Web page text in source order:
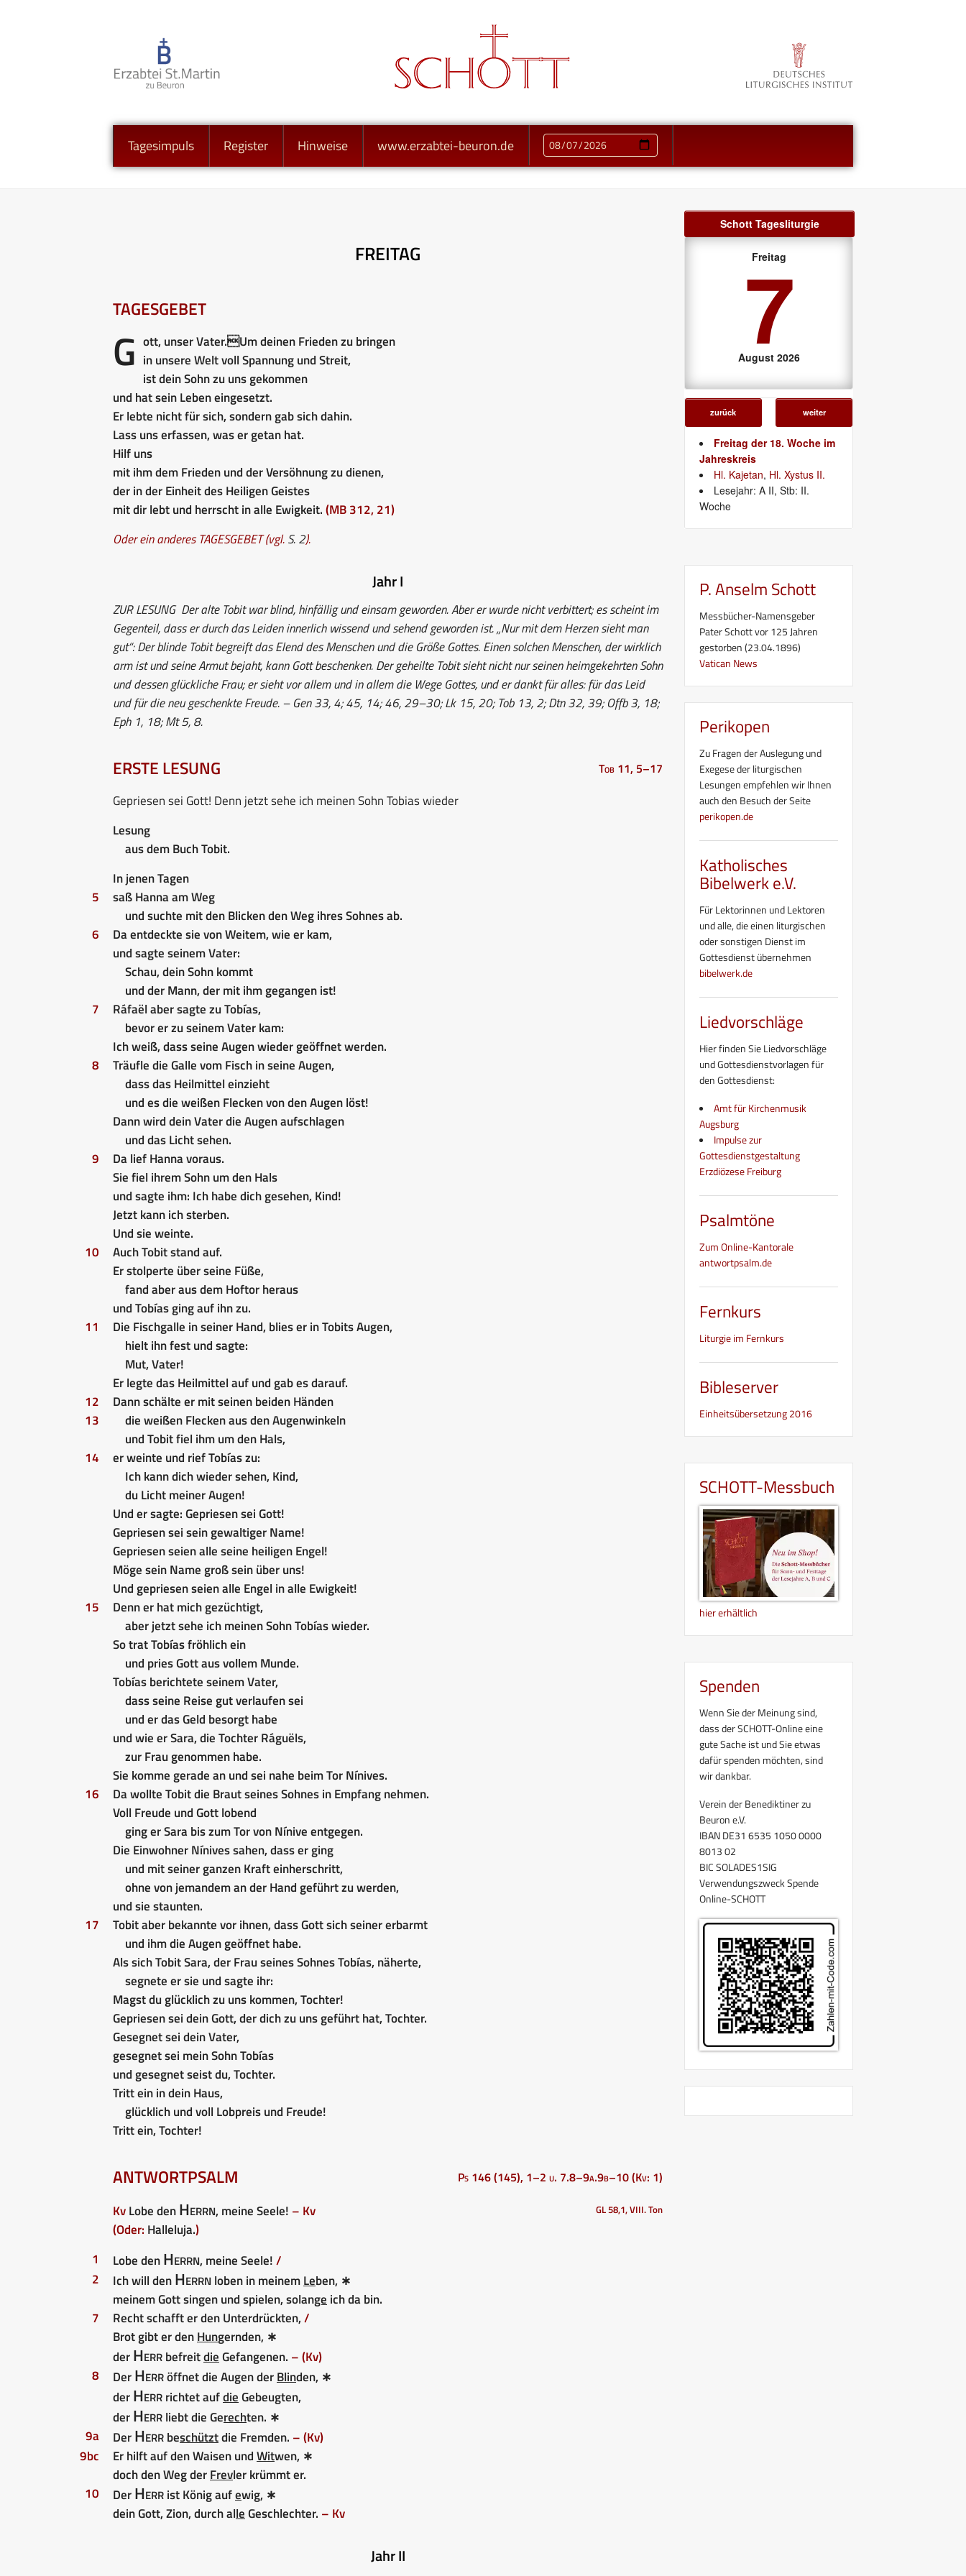
Tagesimpuls Register Hinweise www.erzabtei-beuron.de
FREITAG
TAGESGEBET
G ott, unser Vater.Um deinen Frieden zu bringen
in unsere Welt voll Spannung und Streit,
ist dein Sohn zu uns gekommen
und hat sein Leben eingesetzt.
Er lebte nicht für sich, sondern gab sich dahin.
Lass uns erfassen, was er getan hat.
Hilf uns
mit ihm dem Frieden und der Versöhnung zu dienen,
der in der Einheit des Heiligen Geistes
mit dir lebt und herrscht in alle Ewigkeit.(MB 312, 21)
Oder ein anderes TAGESGEBET (vgl.S. 2).
Jahr I
ZUR LESUNGDer alte Tobit war blind, hinfällig und einsam geworden. Aber er wurde nicht verbittert; es scheint im
Gegenteil, dass er durch das Leiden innerlich wissend und sehend geworden ist. „Nur mit dem Herzen sieht man
gut“: Der blinde Tobit begreift das Elend des Menschen und die Größe Gottes. Einen solchen Menschen, der wirklich
arm ist und seine Armut bejaht, kann Gott beschenken. Der geheilte Tobit sieht nicht nur seinen heimgekehrten Sohn
und dessen glückliche Frau; er sieht vor allem und in allem die Wege Gottes, und er dankt für alles: für das Leid
und für die neu geschenkte Freude. – Gen 33, 4; 45, 14; 46, 29–30; Lk 15, 20; Tob 13, 2; Dtn 32, 39; Offb 3, 18;
Eph 1, 18; Mt 5, 8.
ERSTE LESUNG Tob 11, 5–17
Gepriesen sei Gott! Denn jetzt sehe ich meinen Sohn Tobias wieder
Lesung
aus dem Buch Tobit.
In jenen Tagen
5
saß Hanna am Weg
und suchte mit den Blicken den Weg ihres Sohnes ab.
6
Da entdeckte sie von Weitem, wie er kam,
und sagte seinem Vater:
Schau, dein Sohn kommt
und der Mann, der mit ihm gegangen ist!
7
Ráfaël aber sagte zu Tobías,
bevor er zu seinem Vater kam:
Ich weiß, dass seine Augen wieder geöffnet werden.
8
Träufle die Galle vom Fisch in seine Augen,
dass das Heilmittel einzieht
und es die weißen Flecken von den Augen löst!
Dann wird dein Vater die Augen aufschlagen
und das Licht sehen.
9
Da lief Hanna voraus.
Sie fiel ihrem Sohn um den Hals
und sagte ihm: Ich habe dich gesehen, Kind!
Jetzt kann ich sterben.
Und sie weinte.
10
Auch Tobit stand auf.
Er stolperte über seine Füße,
fand aber aus dem Hoftor heraus
und Tobías ging auf ihn zu.
11
Die Fischgalle in seiner Hand, blies er in Tobits Augen,
hielt ihn fest und sagte:
Mut, Vater!
Er legte das Heilmittel auf und gab es darauf.
12
Dann schälte er mit seinen beiden Händen
13
die weißen Flecken aus den Augenwinkeln
und Tobit fiel ihm um den Hals,
14
er weinte und rief Tobías zu:
Ich kann dich wieder sehen, Kind,
du Licht meiner Augen!
Und er sagte: Gepriesen sei Gott!
Gepriesen sei sein gewaltiger Name!
Gepriesen seien alle seine heiligen Engel!
Möge sein Name groß sein über uns!
Und gepriesen seien alle Engel in alle Ewigkeit!
15
Denn er hat mich gezüchtigt,
aber jetzt sehe ich meinen Sohn Tobías wieder.
So trat Tobías fröhlich ein
und pries Gott aus vollem Munde.
Tobías berichtete seinem Vater,
dass seine Reise gut verlaufen sei
und er das Geld besorgt habe
und wie er Sara, die Tochter Ráguëls,
zur Frau genommen habe.
Sie komme gerade an und sei nahe beim Tor Nínives.
16
Da wollte Tobit die Braut seines Sohnes in Empfang nehmen.
Voll Freude und Gott lobend
ging er Sara bis zum Tor von Nínive entgegen.
Die Einwohner Nínives sahen, dass er ging
und mit seiner ganzen Kraft einherschritt,
ohne von jemandem an der Hand geführt zu werden,
und sie staunten.
17
Tobit aber bekannte vor ihnen, dass Gott sich seiner erbarmt
und ihm die Augen geöffnet habe.
Als sich Tobit Sara, der Frau seines Sohnes Tobías, näherte,
segnete er sie und sagte ihr:
Magst du glücklich zu uns kommen, Tochter!
Gepriesen sei dein Gott, der dich zu uns geführt hat, Tochter.
Gesegnet sei dein Vater,
gesegnet sei mein Sohn Tobías
und gesegnet seist du, Tochter.
Tritt ein in dein Haus,
glücklich und voll Lobpreis und Freude!
Tritt ein, Tochter!
ANTWORTPSALM Ps 146 (145), 1–2 u. 7.8–9a.9b–10 (Kv: 1)
KvLobe denHerrn, meine Seele! – Kv GL 58,1, VIII. Ton
(Oder: Halleluja.)
1
Lobe denHerrn, meine Seele!/
2
Ich will denHerrnloben in meinemLeben, ∗
meinem Gott singen und spielen, solange ich da bin.
7
Recht schafft er den Unterdrückten,/
Brot gibt er denHungernden, ∗
derHerrbefreitdieGefangenen. – (Kv)
8
DerHerröffnet die Augen derBlinden, ∗
derHerrrichtet aufdieGebeugten,
derHerrliebt die Gerechten. ∗
9a
DerHerrbeschütztdie Fremden. – (Kv)
9bc
Er hilft auf den Waisen undWitwen, ∗
doch den Weg derFrevler krümmt er.
10
DerHerrist König aufewig, ∗
dein Gott, Zion, durch alleGeschlechter. – Kv
Jahr II
Schott Tagesliturgie
Freitag
7
August 2026
zurück weiter
Freitag der 18. Woche im
Jahreskreis
Hl. Kajetan, Hl. Xystus II.
Lesejahr: A II, Stb: II.
Woche
P. Anselm Schott
Messbücher-Namensgeber
Pater Schott vor 125 Jahren
gestorben (23.04.1896)
Vatican News
Perikopen
Zu Fragen der Auslegung und
Exegese der liturgischen
Lesungen empfehlen wir Ihnen
auch den Besuch der Seite
perikopen.de
Katholisches
Bibelwerk e.V.
Für Lektorinnen und Lektoren
und alle, die einen liturgischen
oder sonstigen Dienst im
Gottesdienst übernehmen
bibelwerk.de
Liedvorschläge
Hier finden Sie Liedvorschläge
und Gottesdienstvorlagen für
den Gottesdienst:
Amt für Kirchenmusik
Augsburg
Impulse zur
Gottesdienstgestaltung
Erzdiözese Freiburg
Psalmtöne
Zum Online-Kantorale
antwortpsalm.de
Fernkurs
Liturgie im Fernkurs
Bibleserver
Einheitsübersetzung 2016
SCHOTT-Messbuch
hier erhältlich
Spenden
Wenn Sie der Meinung sind,
dass der SCHOTT-Online eine
gute Sache ist und Sie etwas
dafür spenden möchten, sind
wir dankbar.
Verein der Benediktiner zu
Beuron e.V.
IBAN DE31 6535 1050 0000
8013 02
BIC SOLADES1SIG
Verwendungszweck Spende
Online-SCHOTT